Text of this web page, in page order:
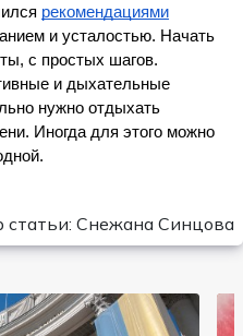
рекомендациями
и усталостью. Начать
с простых шагов.
и дыхательные
нужно отдыхать
Иногда для этого можно
статьи: Снежана Синцова